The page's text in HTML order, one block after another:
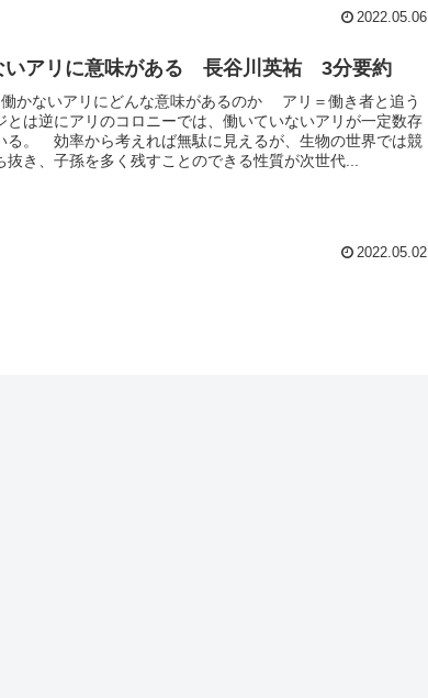
2022.05.06
いアリに意味がある 長谷川英祐 3分要約
かないアリにどんな意味があるのか アリ＝働き者と追う
とは逆にアリのコロニーでは、働いていないアリが一定数存
る。 効率から考えれば無駄に見えるが、生物の世界では競
抜き、子孫を多く残すことのできる性質が次世代...
2022.05.02